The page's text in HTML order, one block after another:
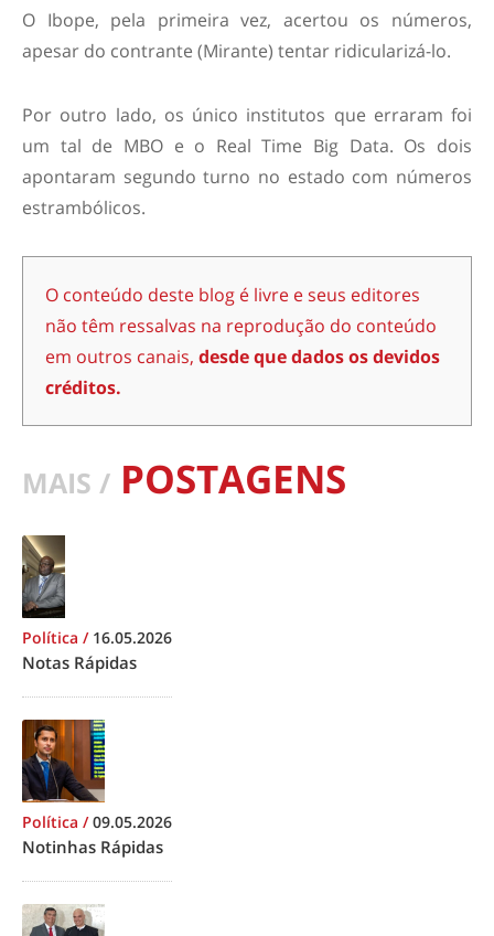
O Ibope, pela primeira vez, acertou os números,
apesar do contrante (Mirante) tentar ridicularizá-lo.
Por outro lado, os único institutos que erraram foi
um tal de MBO e o Real Time Big Data. Os dois
apontaram segundo turno no estado com números
estrambólicos.
O conteúdo deste blog é livre e seus editores
não têm ressalvas na reprodução do conteúdo
em outros canais, desde que dados os devidos
créditos.
MAIS / POSTAGENS
Política / 16.05.2026
Notas Rápidas
Política /09.05.2026
Notinhas Rápidas